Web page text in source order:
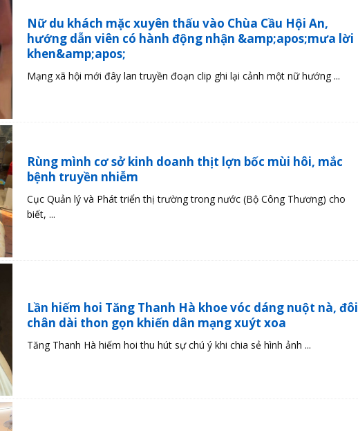
Nữ du khách mặc xuyên thấu vào Chùa Cầu Hội An,
hướng dẫn viên có hành động nhận &amp;apos;mưa lời
khen&amp;apos;
Mạng xã hội mới đây lan truyền đoạn clip ghi lại cảnh một nữ hướng ...
Rùng mình cơ sở kinh doanh thịt lợn bốc mùi hôi, mắc
bệnh truyền nhiễm
Cục Quản lý và Phát triển thị trường trong nước (Bộ Công Thương) cho
biết, ...
Lần hiếm hoi Tăng Thanh Hà khoe vóc dáng nuột nà, đôi
chân dài thon gọn khiến dân mạng xuýt xoa
Tăng Thanh Hà hiếm hoi thu hút sự chú ý khi chia sẻ hình ảnh ...